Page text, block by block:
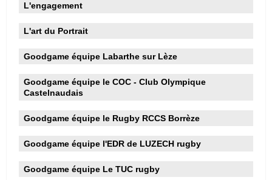
L'engagement
L'art du Portrait
Goodgame équipe Labarthe sur Lèze
Goodgame équipe le COC - Club Olympique
Castelnaudais
Goodgame équipe le Rugby RCCS Borrèze
Goodgame équipe l'EDR de LUZECH rugby
Goodgame équipe Le TUC rugby